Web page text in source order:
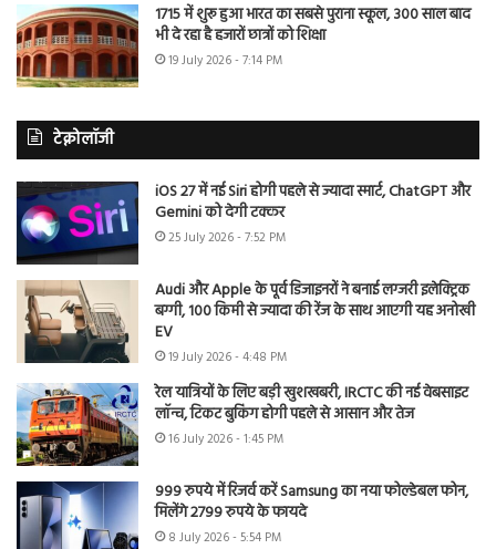
1715 में शुरू हुआ भारत का सबसे पुराना स्कूल, 300 साल बाद
भी दे रहा है हजारों छात्रों को शिक्षा
19 July 2026 - 7:14 PM
टेक्नोलॉजी
iOS 27 में नई Siri होगी पहले से ज्यादा स्मार्ट, ChatGPT और
Gemini को देगी टक्कर
25 July 2026 - 7:52 PM
Audi और Apple के पूर्व डिजाइनरों ने बनाई लग्जरी इलेक्ट्रिक
बग्गी, 100 किमी से ज्यादा की रेंज के साथ आएगी यह अनोखी
EV
19 July 2026 - 4:48 PM
रेल यात्रियों के लिए बड़ी खुशखबरी, IRCTC की नई वेबसाइट
लॉन्च, टिकट बुकिंग होगी पहले से आसान और तेज
16 July 2026 - 1:45 PM
999 रुपये में रिजर्व करें Samsung का नया फोल्डेबल फोन,
मिलेंगे 2799 रुपये के फायदे
8 July 2026 - 5:54 PM